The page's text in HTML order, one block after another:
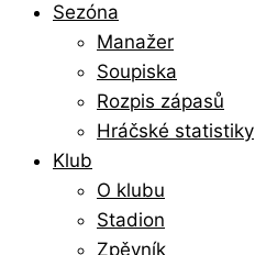
Sezóna
Manažer
Soupiska
Rozpis zápasů
Hráčské statistiky
Klub
O klubu
Stadion
Zpěvník